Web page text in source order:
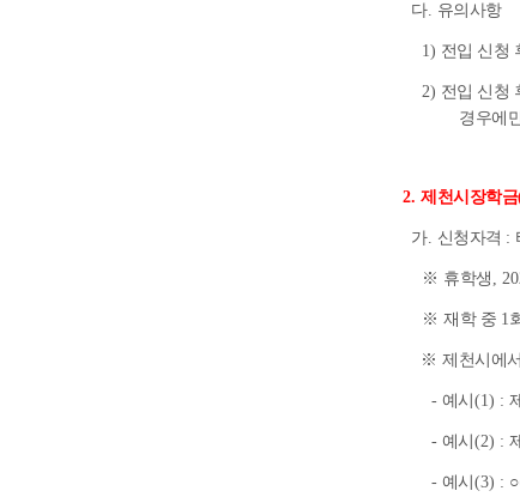
다. 유의사항
1) 전입 신청
2) 전입 신청
경우에
2. 제천시장학금
가. 신청자격 :
※ 휴학생 ,
※ 재학 중 1
※제천시에
- 예시 (1) :
- 예시 (2) :
- 예시 (3) :